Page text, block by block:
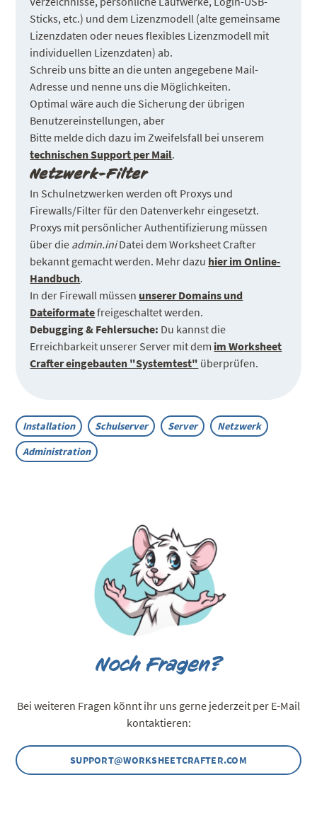
Sticks, etc.) und dem Lizenzmodell (alte gemeinsame
Lizenzdaten oder neues flexibles Lizenzmodell mit
individuellen Lizenzdaten) ab.
Schreib uns bitte an die unten angegebene Mail-
Adresse und nenne uns die Möglichkeiten.
Optimal wäre auch die Sicherung der übrigen
Benutzereinstellungen, aber
Bitte melde dich dazu im Zweifelsfall bei unserem
technischen Support per Mail.
Netzwerk-Filter
In Schulnetzwerken werden oft Proxys und
Firewalls/Filter für den Datenverkehr eingesetzt.
Proxys mit persönlicher Authentifizierung müssen
über die admin.iniDatei dem Worksheet Crafter
bekannt gemacht werden. Mehr dazu hier im Online-
Handbuch.
In der Firewall müssen unserer Domains und
Dateiformatefreigeschaltet werden.
Debugging & Fehlersuche: Du kannst die
Erreichbarkeit unserer Server mit dem im Worksheet
Crafter eingebauten "Systemtest" überprüfen.
Installation Schulserver Server
Netzwerk
Administration
Noch Fragen?
Bei weiteren Fragen könnt ihr uns gerne jederzeit per E-Mail
kontaktieren:
SUPPORT@WORKSHEETCRAFTER.COM